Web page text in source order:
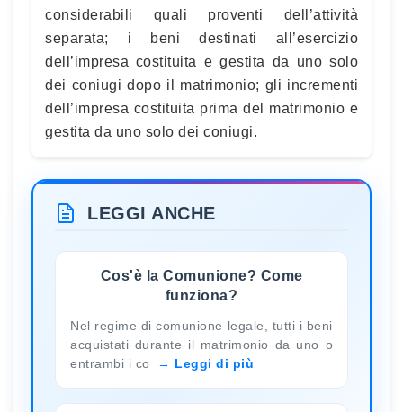
considerabili quali proventi dell’attività
separata; i beni destinati all’esercizio
dell’impresa costituita e gestita da uno solo
dei coniugi dopo il matrimonio; gli incrementi
dell’impresa costituita prima del matrimonio e
gestita da uno solo dei coniugi.
LEGGI ANCHE
Cos'è la Comunione? Come
funziona?
Nel regime di comunione legale, tutti i beni
acquistati durante il matrimonio da uno o
entrambi i co
Leggi di più